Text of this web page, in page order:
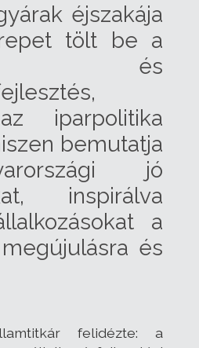
éjszakája
tölt be a
és
iparpolitika
bemutatja
jó
inspirálva
a
és
felidézte: a